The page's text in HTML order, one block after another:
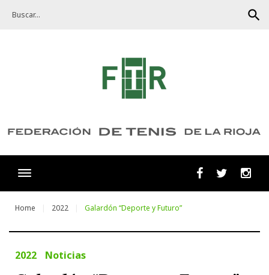
search
FacebookTwitter
Home 2022 Galardón “Deporte y Futuro”
2022 Noticias